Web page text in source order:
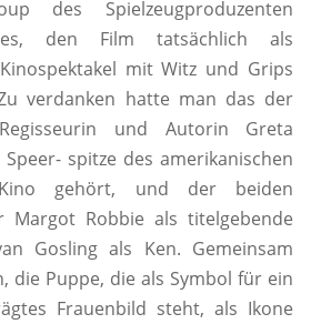
des Spielzeugproduzenten
den Film tatsächlich als
mit Witz und Grips
verdanken hatte man das der
und Autorin Greta
spitze des amerikanischen
gehört, und der beiden
Margot Robbie als titelgebende
Gosling als Ken. Gemeinsam
die Puppe, die als Symbol für ein
Frauenbild steht, als Ikone